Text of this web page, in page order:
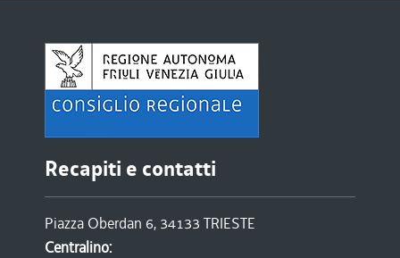
Recapiti e contatti
Piazza Oberdan 6, 34133 TRIESTE
Centralino: